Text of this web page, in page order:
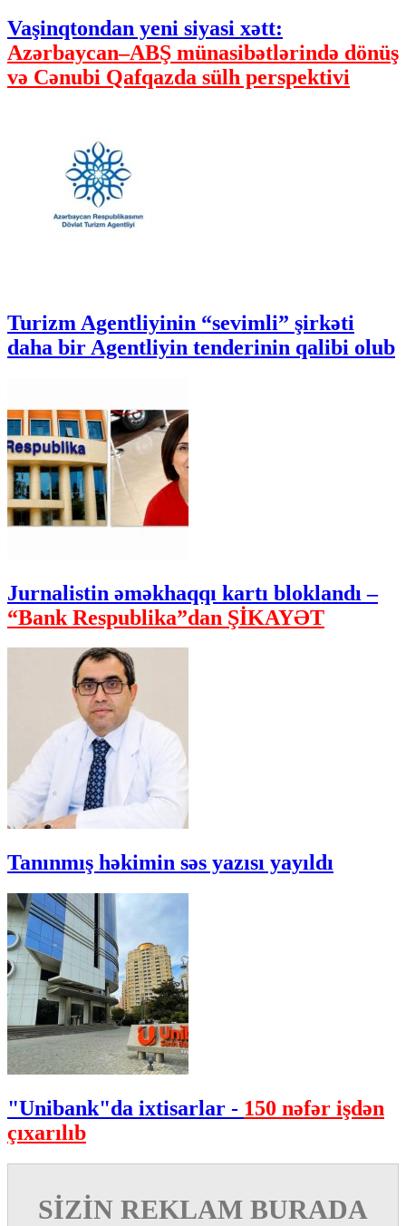
Vaşinqtondan yeni siyasi xətt:
Azərbaycan–ABŞ münasibətlərində dönüş
və Cənubi Qafqazda sülh perspektivi
Turizm Agentliyinin “sevimli” şirkəti
daha bir Agentliyin tenderinin qalibi olub
Jurnalistin əməkhaqqı kartı bloklandı –
“Bank Respublika”dan ŞİKAYƏT
Tanınmış həkimin səs yazısı yayıldı
"Unibank"da ixtisarlar - 150 nəfər işdən
çıxarılıb
SİZİN REKLAM BURADA